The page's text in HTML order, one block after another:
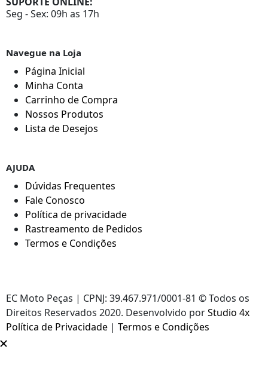
Seg - Sex: 09h as 17h
Navegue na Loja
Página Inicial
Minha Conta
Carrinho de Compra
Nossos Produtos
Lista de Desejos
AJUDA
Dúvidas Frequentes
Fale Conosco
Política de privacidade
Rastreamento de Pedidos
Termos e Condições
EC Moto Peças | CPNJ: 39.467.971/0001-81 © Todos os
Direitos Reservados 2020. Desenvolvido porStudio 4x
Política de Privacidade | Termos e Condições